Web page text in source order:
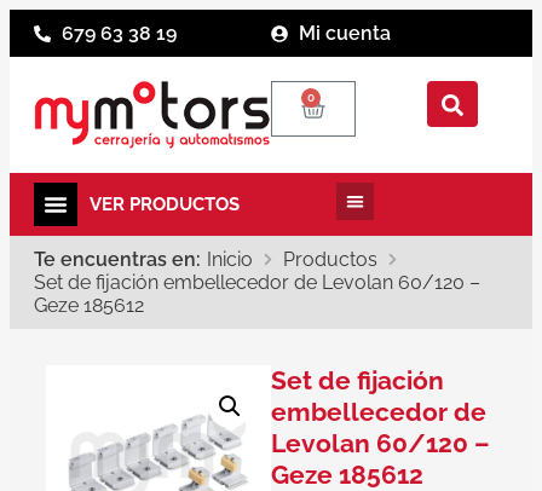
679 63 38 19 Mi cuenta
0
Te encuentras en: Inicio
Productos
Set de fijación embellecedor de Levolan 60/120 –
Geze 185612
Set de fijación
embellecedor de
Levolan 60/120 –
Geze 185612